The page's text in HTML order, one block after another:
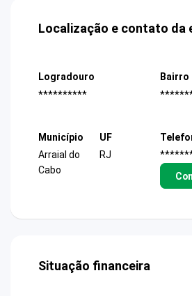
Localização e contato da
Logradouro
**********
Bairro
Município
Arraial do
Cabo
UF
RJ
Situação financeira